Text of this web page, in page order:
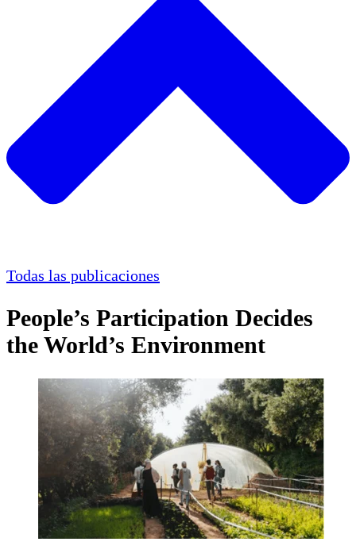
Todas las publicaciones
People’s Participation Decides
the World’s Environment